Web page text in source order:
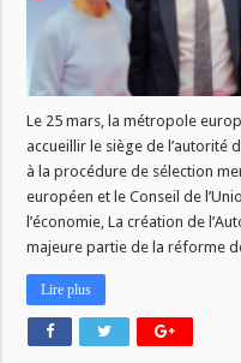
Le 25 mars, la métropole
accueillir le siège de l’autorité
à la procédure de sélection
européen et le Conseil de
l’économie, La création de
majeure partie de la réforme
Lire plus